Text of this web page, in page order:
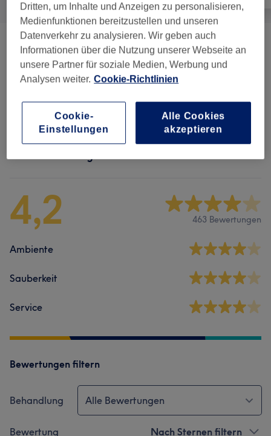
Herren - Haarschnitte & Stylings (7) ab 3 €
Damen - Haarschnitte & Stylings (3)
Damen - Farbe & Dauerwelle
4,2 463 Bewertungen
Ambiente
Sauberkeit
Service
Bewertungen filtern
Behandlung Alle Bewertungen
Bewertung Nach Sternen filtern
Dritten, um Inhalte und Anzeigen zu personalisieren,
Medienfunktionen bereitzustellen und unseren
Datenverkehr zu analysieren. Wir geben auch
Informationen über die Nutzung unserer Webseite an
unsere Partner für soziale Medien, Werbung und
Analysen weiter. Cookie-Richtlinien
Cookie-
Einstellungen
Alle Cookies
akzeptieren